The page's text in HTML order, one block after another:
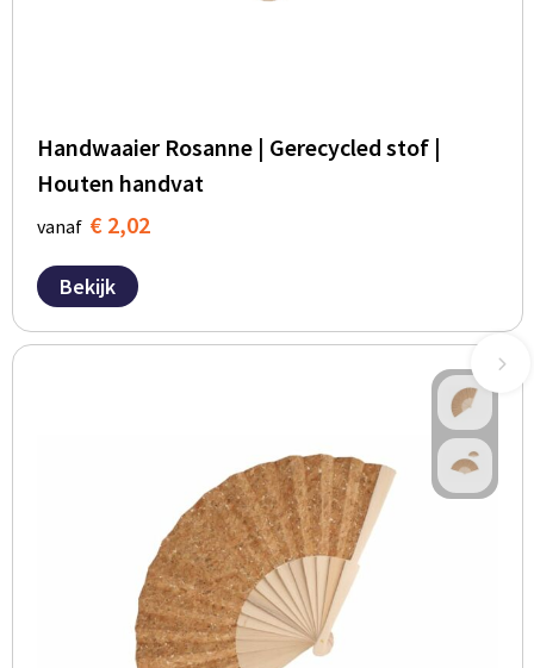
Handwaaier Rosanne | Gerecycled stof |
Houten handvat
vanaf € 2,02
Bekijk